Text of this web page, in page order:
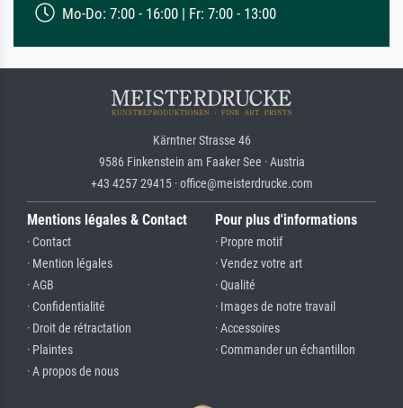
Mo-Do: 7:00 - 16:00 | Fr: 7:00 - 13:00
Kärntner Strasse 46
9586 Finkenstein am Faaker See · Austria
+43 4257 29415 · office@meisterdrucke.com
Mentions légales & Contact
· Contact
· Mention légales
· AGB
· Confidentialité
· Droit de rétractation
· Plaintes
· A propos de nous
Pour plus d'informations
· Propre motif
· Vendez votre art
· Qualité
· Images de notre travail
· Accessoires
· Commander un échantillon